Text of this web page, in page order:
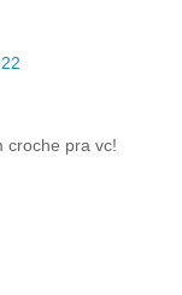
croche pra vc!